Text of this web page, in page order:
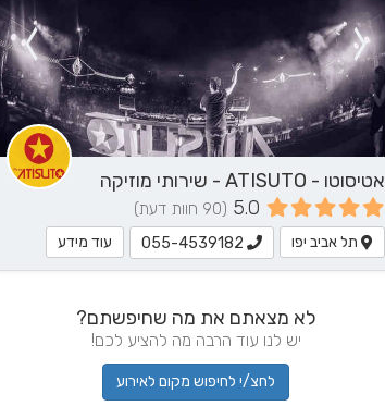
אטיסוטו - ATISUTO - שירותי מוזיקה
5.0 (90 חוות דעת)
תל אביב יפו 055-4539182 עוד מידע
לא מצאתם את מה שחיפשתם?
יש לנו עוד הרבה מה להציע לכם!
לחצ/י לחיפוש מקום לאירוע